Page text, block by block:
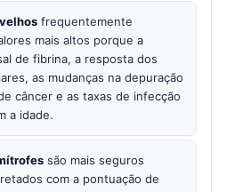
frequentemente
mais altos porque a
de fibrina, a resposta dos
as mudanças na depuração
câncer e as taxas de infecção
a idade.
são mais seguros
com a pontuação de